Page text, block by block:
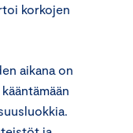
korkojen
aikana on